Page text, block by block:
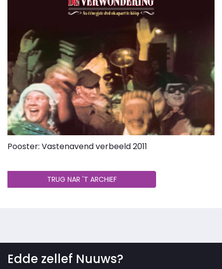
Pooster: Vastenavend verbeeld 2011
TRUG NAR 'T ARCHIEF
Edde zellef Nuuws?